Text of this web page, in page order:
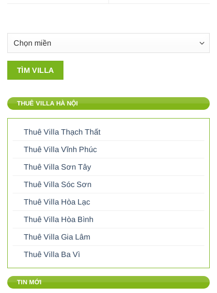
THUÊ VILLA HÀ NỘI
Thuê Villa Thạch Thất
Thuê Villa Vĩnh Phúc
Thuê Villa Sơn Tây
Thuê Villa Sóc Sơn
Thuê Villa Hòa Lạc
Thuê Villa Hòa Bình
Thuê Villa Gia Lâm
Thuê Villa Ba Vì
TIN MỚI